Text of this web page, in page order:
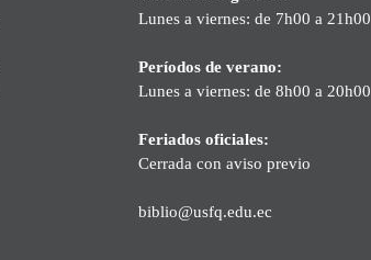
Lunes a viernes: de 7h00 a 21h00
Períodos de verano:
Lunes a viernes: de 8h00 a 20h00
Feriados oficiales:
Cerrada con aviso previo
biblio@usfq.edu.ec